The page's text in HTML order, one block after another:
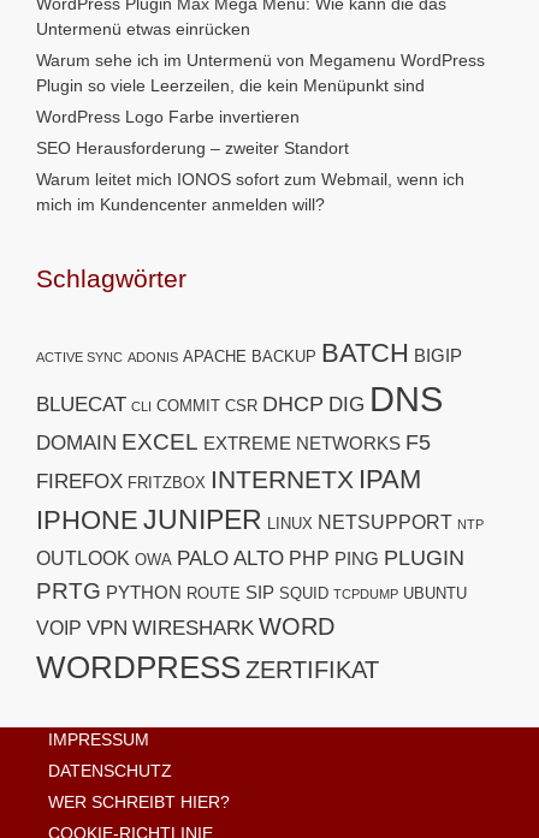
Untermenü etwas einrücken
Warum sehe ich im Untermenü von Megamenu WordPress
Plugin so viele Leerzeilen, die kein Menüpunkt sind
WordPress Logo Farbe invertieren
SEO Herausforderung – zweiter Standort
Warum leitet mich IONOS sofort zum Webmail, wenn ich
mich im Kundencenter anmelden will?
Schlagwörter
ACTIVE SYNC ADONIS APACHE BACKUP BATCH BIGIP
BLUECAT CLI COMMIT CSR DHCP DIG DNS
DOMAIN EXCEL EXTREME NETWORKS F5
FIREFOX FRITZBOX INTERNETX IPAM
IPHONE JUNIPER LINUX NETSUPPORT NTP
OUTLOOK OWA PALO ALTO PHP PING PLUGIN
PRTG PYTHON ROUTE SIP SQUID TCPDUMP UBUNTU
VOIP VPN WIRESHARK WORD
WORDPRESSZERTIFIKAT
IMPRESSUM
DATENSCHUTZ
WER SCHREIBT HIER?
COOKIE-RICHTLINIE